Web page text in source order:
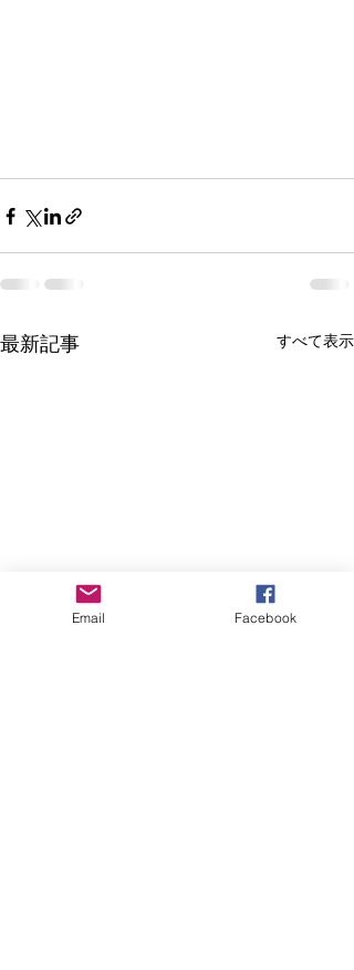
最新記事 すべて表示
Email Facebook